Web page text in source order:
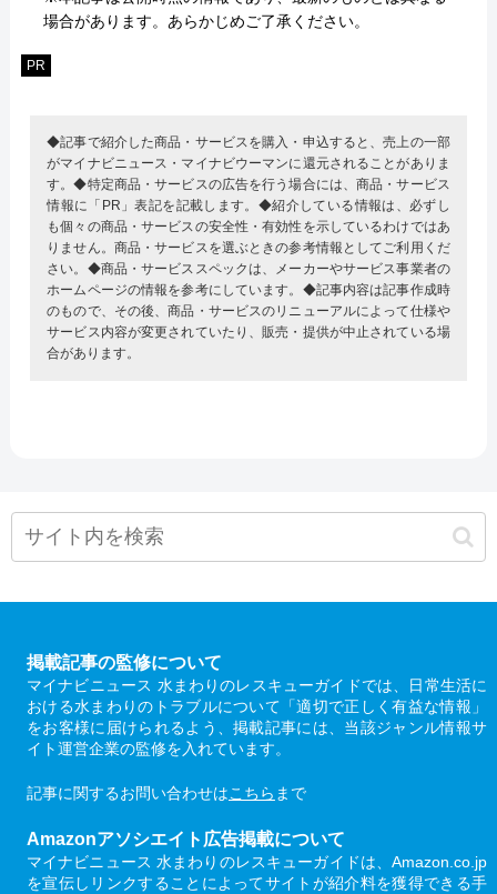
場合があります。あらかじめご了承ください。
PR
◆記事で紹介した商品・サービスを購入・申込すると、売上の一部
がマイナビニュース・マイナビウーマンに還元されることがありま
す。◆特定商品・サービスの広告を行う場合には、商品・サービス
情報に「PR」表記を記載します。◆紹介している情報は、必ずし
も個々の商品・サービスの安全性・有効性を示しているわけではあ
りません。商品・サービスを選ぶときの参考情報としてご利用くだ
さい。◆商品・サービススペックは、メーカーやサービス事業者の
ホームページの情報を参考にしています。◆記事内容は記事作成時
のもので、その後、商品・サービスのリニューアルによって仕様や
サービス内容が変更されていたり、販売・提供が中止されている場
合があります。
掲載記事の監修について
マイナビニュース 水まわりのレスキューガイドでは、日常生活に
おける水まわりのトラブルについて「適切で正しく有益な情報」
をお客様に届けられるよう、掲載記事には、当該ジャンル情報サ
イト運営企業の監修を入れています。
記事に関するお問い合わせはこちら まで
Amazonアソシエイト広告掲載について
マイナビニュース 水まわりのレスキューガイドは、Amazon.co.jp
を宣伝しリンクすることによってサイトが紹介料を獲得できる手